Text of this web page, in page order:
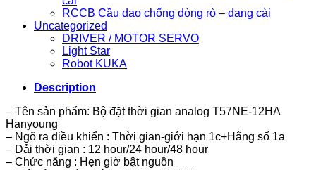
RCCB Cầu dao chống dòng rò – dạng cài
Uncategorized
DRIVER / MOTOR SERVO
Light Star
Robot KUKA
Description
– Tên sản phẩm: Bộ đặt thời gian analog T57NE-12HA
Hanyoung
– Ngõ ra điều khiển : Thời gian-giới hạn 1c+Hằng số 1a
– Dải thời gian : 12 hour/24 hour/48 hour
– Chức năng : Hẹn giờ bật nguồn